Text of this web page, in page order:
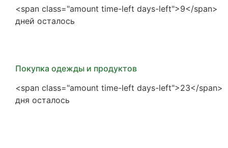
<span class="amount time-left days-left">9</span>
дней осталось
Покупка одежды и продуктов
<span class="amount time-left days-left">23</span>
дня осталось